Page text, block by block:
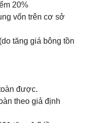
20%
vốn trên cơ sở
tăng giá bông tồn
được.
theo giả định